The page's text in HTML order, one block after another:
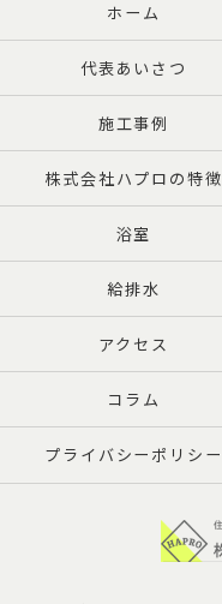
ホーム
代表あいさつ
施工事例
株式会社ハプロの特徴
浴室
給排水
アクセス
コラム
プライバシーポリシー